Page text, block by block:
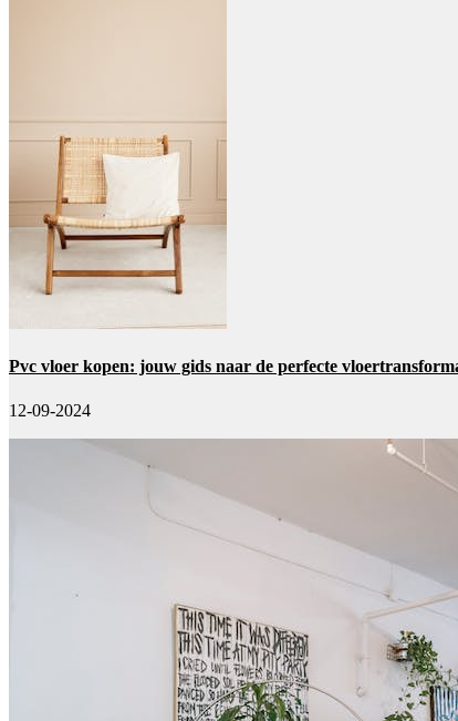
Pvc vloer kopen: jouw gids naar de perfecte
12-09-2024